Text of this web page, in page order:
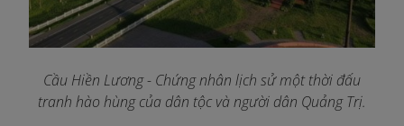
Cầu Hiền Lương - Chứng nhân lịch sử một thời đấu
tranh hào hùng của dân tộc và người dân Quảng Trị.